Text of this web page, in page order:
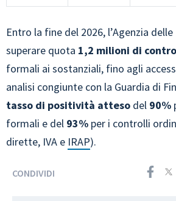
Entro la fine del 2026, l’Agenzia
superare quota 1,2 milioni di
formali ai sostanziali, fino agli
analisi congiunte con la Guardia di
tasso di positività atteso del 90%
formali e del 93% per i controlli
dirette, IVA e IRAP).
CONDIVIDI